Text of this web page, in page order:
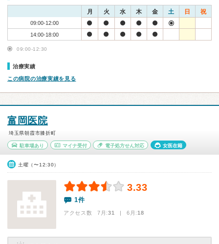
月 火 水 木 金 土 日 祝
09:00-12:00
14:00-18:00
09:00-12:30
治療実績
この病院の治療実績を見る
富岡医院
埼玉県朝霞市膝折町
駐車場あり マイナ受付 電子処方せん対応 女医在籍
土曜（〜12:30）
3.33
1件
アクセス数 7月:31 | 6月:18